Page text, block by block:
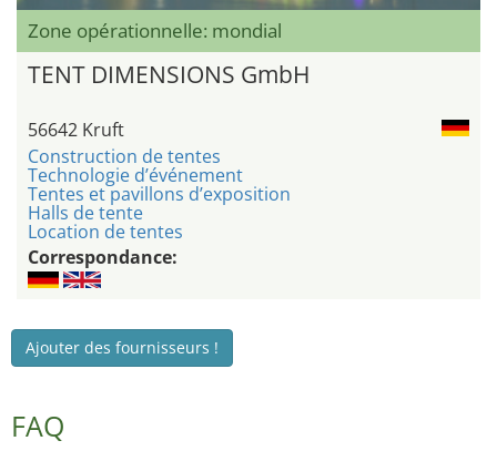
Zone opérationnelle: mondial
TENT DIMENSIONS GmbH
56642 Kruft
Construction de tentes
Technologie d’événement
Tentes et pavillons d’exposition
Halls de tente
Location de tentes
Correspondance:
Ajouter des fournisseurs !
FAQ